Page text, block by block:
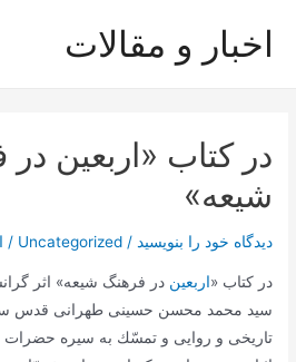
اخبار و مقالات
در کتاب «اربعین
شیعه»
دیدگاه‌ خود را بنویسید /
Uncategorized
/
در کتاب «اربعین در فرهنگ شیعه» اثر
سید محمد محسن حسینی طهرانی قدس سره،
تاريخى و روايى و تمسّك به سيره حضرات